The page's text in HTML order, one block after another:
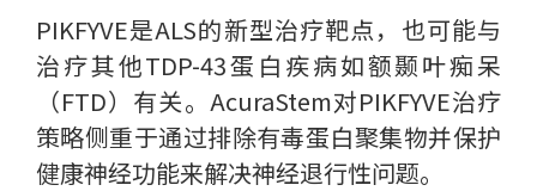
PIKFYVE是ALS的新型治疗靶点，也可能与
治疗其他TDP-43蛋白疾病如额颞叶痴呆
（FTD）有关。AcuraStem对PIKFYVE治疗
策略侧重于通过排除有毒蛋白聚集物并保护
健康神经功能来解决神经退行性问题。